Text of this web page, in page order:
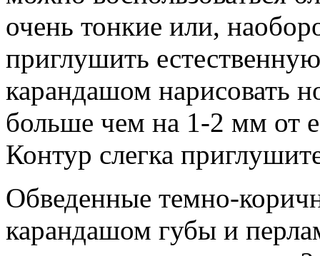
очень тонкие или,
приглушить
карандашом нарисовать
больше чем на 1-2 мм от
Контур слегка
Обведенные темно-
карандашом губы и